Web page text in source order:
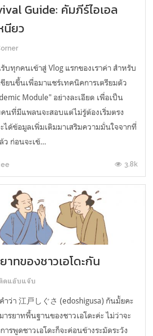
Guide: คัมภีร์ไอเอล
นียว
บทุกคนเข้าสู่ Vlog แรกของเราค่า สำหรับ
ขียนขึ้นเพื่อมาแชร์เทคนิคการเตรียมตัว
Module" อย่างละเอียด เพื่อเป็น
นที่มีแพลนจะสอบแต่ไม่รู้ต้องเริ่มตรง
ได้ข้อมูลเพิ่มเติมมาเสริมความมั่นใจจากที่
ว ก่อนจะเข้...
3.8k
าทของชาวเอโดะกัน
ดแอ๊บแจ๊บ
ว่า 江戸しぐさ (edoshigusa) กันมั้ยคะ
รยาทพื้นฐานของชาวเอโดะค่ะ ไม่ว่าจะ
รพูดชาวเอโดะก็จะค่อนข้างระมัดระวัง